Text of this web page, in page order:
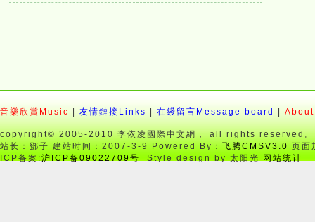
音樂欣賞Music 友情鏈接Links 在綫留言Message board
copyright© 2005-2010 李依凌國際中文網， all rights reserved。
站长：鄧子 建站时间：2007-3-9 Powered By：飞腾CMSV3.0页面
ICP备案:沪ICP备09022709号 Style design by 太阳光 网站统计